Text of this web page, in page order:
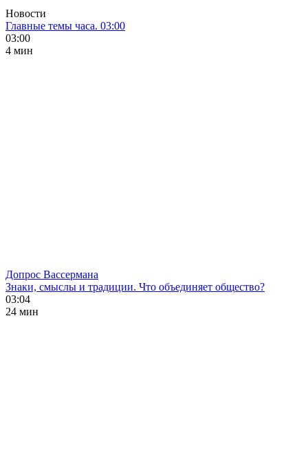
Новости
Главные темы часа. 03:00
03:00
4 мин
Допрос Вассермана
Знаки, смыслы и традиции. Что объединяет общество?
03:04
24 мин